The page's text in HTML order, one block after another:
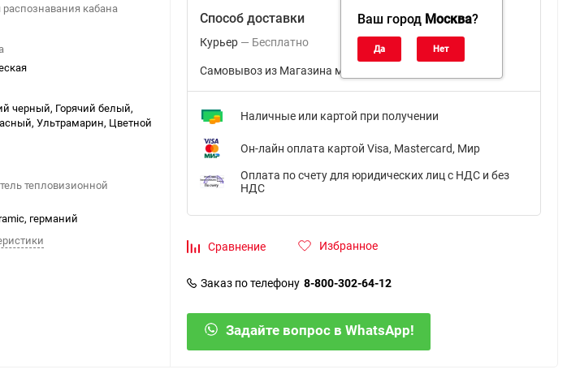
кабана
черный, Горячий белый,
Ультрамарин, Цветной
тепловизионной
германий
Ваш город Москва?
Способ доставки
Курьер Бесплатно
Самовывоз из Магазина м.ВДНХ
Наличные или картой при получении
Он-лайн оплата картой Visa, Mastercard, Мир
Оплата по счету для юридических лиц с НДС и без
НДС
Сравнение Избранное
Заказ по телефону 8-800-302-64-12
Задайте вопрос в WhatsApp!